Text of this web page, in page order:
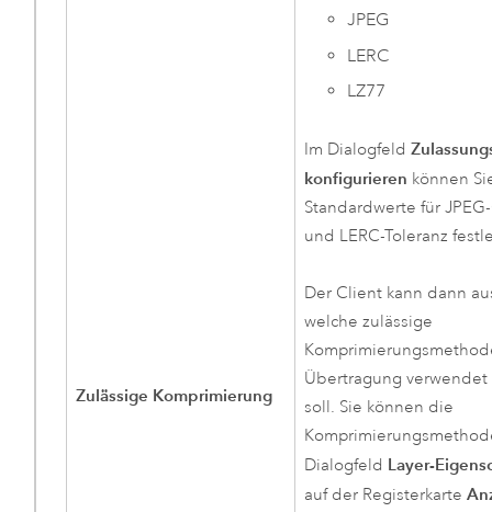
Zulässige Komprimierung
JPEG
LERC
LZ77
Im Dialogfeld
konfigurieren können
Standardwerte für
und LERC-Toleranz
Der Client kann dann
welche zulässige
Übertragung
soll. Sie können die
Dialogfeld Layer-
auf der Registerkarte